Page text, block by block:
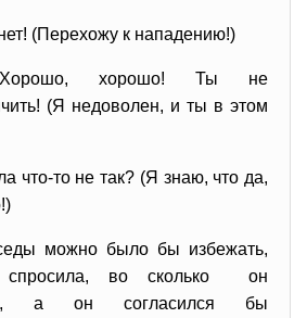
(Перехожу к нападению!)
хорошо! Ты не
(Я недоволен, и ты в этом
что-то не так? (Я знаю, что да,
можно было бы избежать,
во сколько он
а он согласился бы